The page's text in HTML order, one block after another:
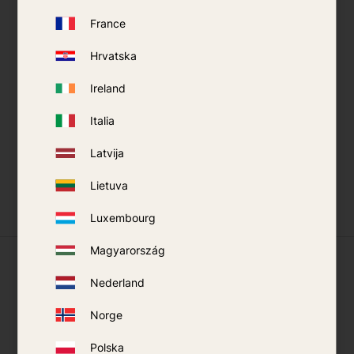
France
Hrvatska
Ireland
Italia
Latvija
Lietuva
Luxembourg
Magyarország
Nederland
Norge
Polska
Wat onze klanten zeggen